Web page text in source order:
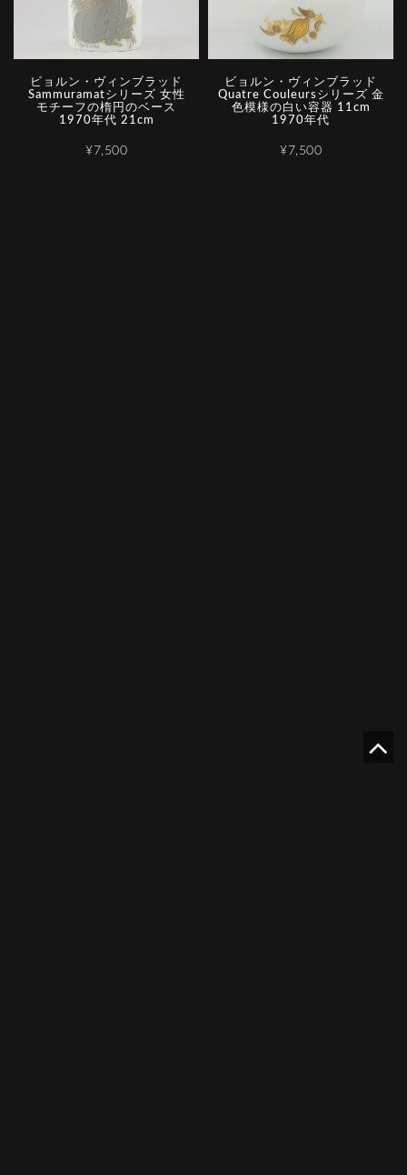
ビョルン・ヴィンブラッド
Sammuramatシリーズ 女性
モチーフの楕円のベース
1970年代 21cm
¥7,500
ビョルン・ヴィンブラッド
Quatre Couleursシリーズ 金
色模様の白い容器 11cm
1970年代
¥7,500